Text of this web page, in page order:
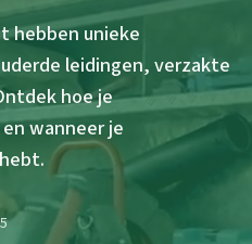
hebben unieke
leidingen, verzakte
hoe je
wanneer je